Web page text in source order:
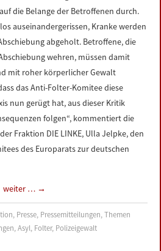
die Belange der Betroffenen durch.
auseinandergerissen, Kranke werden
abgeholt. Betroffene, die
wehren, müssen damit
mit roher körperlicher Gewalt
das Anti-Folter-Komitee diese
nun gerügt hat, aus dieser Kritik
folgen“, kommentiert die
Fraktion DIE LINKE, Ulla Jelpke, den
des Europarats zur deutschen
weiter … →
, Presse, Pressemitteilungen, Themen
, Asyl, Folter, Polizeigewalt